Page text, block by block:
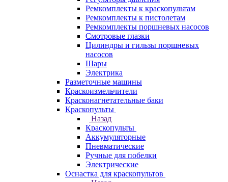
Ремкомплекты к краскопультам
Ремкомплекты к пистолетам
Ремкомплекты поршневых насосов
Смотровые глазки
Цилиндры и гильзы поршневых
насосов
Шары
Электрика
Разметочные машины
Краскоизмельчители
Красконагнетательные баки
Краскопульты
Назад
Краскопульты
Аккумуляторные
Пневматические
Ручные для побелки
Электрические
Оснастка для краскопультов